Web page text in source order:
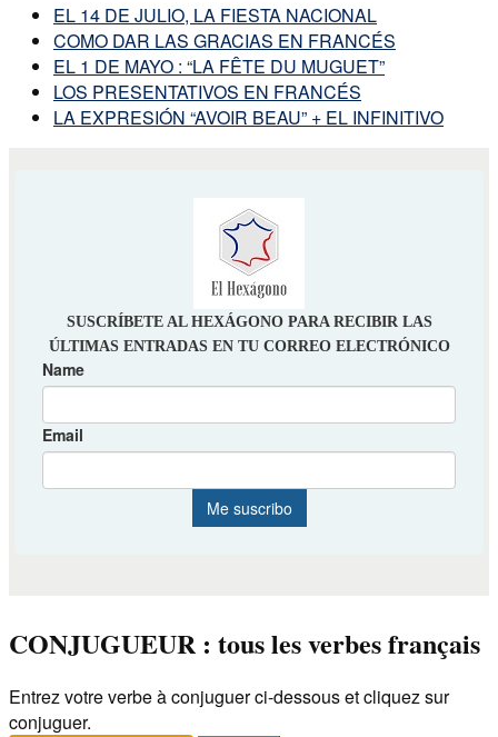
EL 14 DE JULIO, LA FIESTA NACIONAL
COMO DAR LAS GRACIAS EN FRANCÉS
EL 1 DE MAYO : “LA FÊTE DU MUGUET”
LOS PRESENTATIVOS EN FRANCÉS
LA EXPRESIÓN “AVOIR BEAU” + EL INFINITIVO
CONJUGUEUR : tous les verbes français
Entrez votre verbe à conjuguer ci-dessous et cliquez sur
conjuguer.